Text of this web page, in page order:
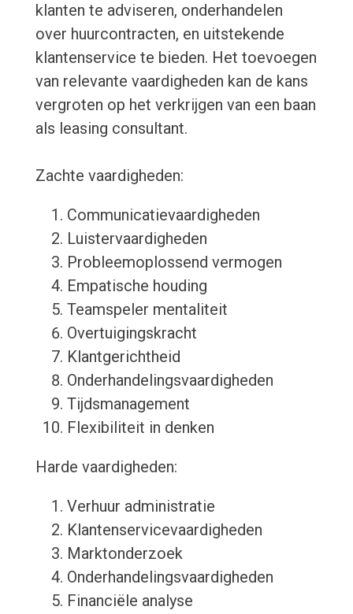
klanten te adviseren, onderhandelen
over huurcontracten, en uitstekende
klantenservice te bieden. Het toevoegen
van relevante vaardigheden kan de kans
vergroten op het verkrijgen van een baan
als leasing consultant.
Zachte vaardigheden:
Communicatievaardigheden
Luistervaardigheden
Probleemoplossend vermogen
Empatische houding
Teamspeler mentaliteit
Overtuigingskracht
Klantgerichtheid
Onderhandelingsvaardigheden
Tijdsmanagement
Flexibiliteit in denken
Harde vaardigheden:
Verhuur administratie
Klantenservicevaardigheden
Marktonderzoek
Onderhandelingsvaardigheden
Financiële analyse